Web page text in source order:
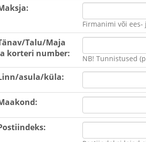
Firmanimi või
Talu/Maja
korteri number:
NB! Tunnistused
asula/küla: